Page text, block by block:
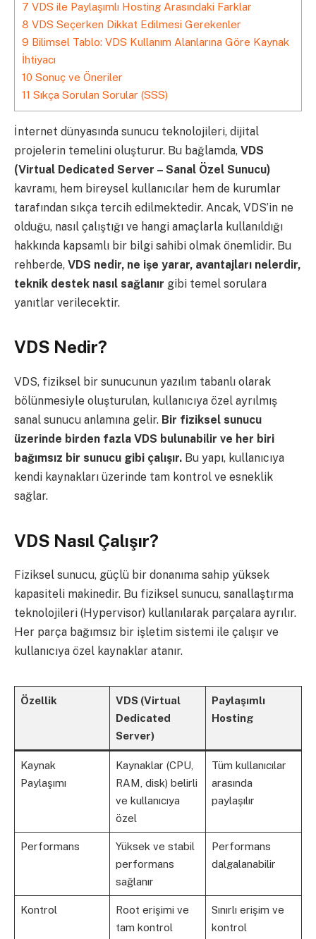
7 VDS ile Paylaşımlı Hosting Arasındaki Farklar
8 VDS Seçerken Dikkat Edilmesi Gerekenler
9 Bilimsel Tablo: VDS Kullanım Alanlarına Göre Kaynak
İhtiyacı
10 Sonuç ve Öneriler
11 Sıkça Sorulan Sorular (SSS)
İnternet dünyasında sunucu teknolojileri, dijital
projelerin temelini oluşturur. Bu bağlamda, VDS
(Virtual Dedicated Server – Sanal Özel Sunucu)
kavramı, hem bireysel kullanıcılar hem de kurumlar
tarafından sıkça tercih edilmektedir. Ancak, VDS’in ne
olduğu, nasıl çalıştığı ve hangi amaçlarla kullanıldığı
hakkında kapsamlı bir bilgi sahibi olmak önemlidir. Bu
rehberde, VDS nedir, ne işe yarar, avantajları nelerdir,
teknik destek nasıl sağlanır gibi temel sorulara
yanıtlar verilecektir.
VDS Nedir?
VDS, fiziksel bir sunucunun yazılım tabanlı olarak
bölünmesiyle oluşturulan, kullanıcıya özel ayrılmış
sanal sunucu anlamına gelir. Bir fiziksel sunucu
üzerinde birden fazla VDS bulunabilir ve her biri
bağımsız bir sunucu gibi çalışır. Bu yapı, kullanıcıya
kendi kaynakları üzerinde tam kontrol ve esneklik
sağlar.
VDS Nasıl Çalışır?
Fiziksel sunucu, güçlü bir donanıma sahip yüksek
kapasiteli makinedir. Bu fiziksel sunucu, sanallaştırma
teknolojileri (Hypervisor) kullanılarak parçalara ayrılır.
Her parça bağımsız bir işletim sistemi ile çalışır ve
kullanıcıya özel kaynaklar atanır.
Özellik
VDS (Virtual
Dedicated
Server)
Paylaşımlı
Hosting
Kaynak
Paylaşımı
Kaynaklar (CPU,
RAM, disk) belirli
ve kullanıcıya
özel
Tüm kullanıcılar
arasında
paylaşılır
Performans
Yüksek ve stabil
performans
sağlanır
Performans
dalgalanabilir
Kontrol
Root erişimi ve
tam kontrol
Sınırlı erişim ve
kontrol